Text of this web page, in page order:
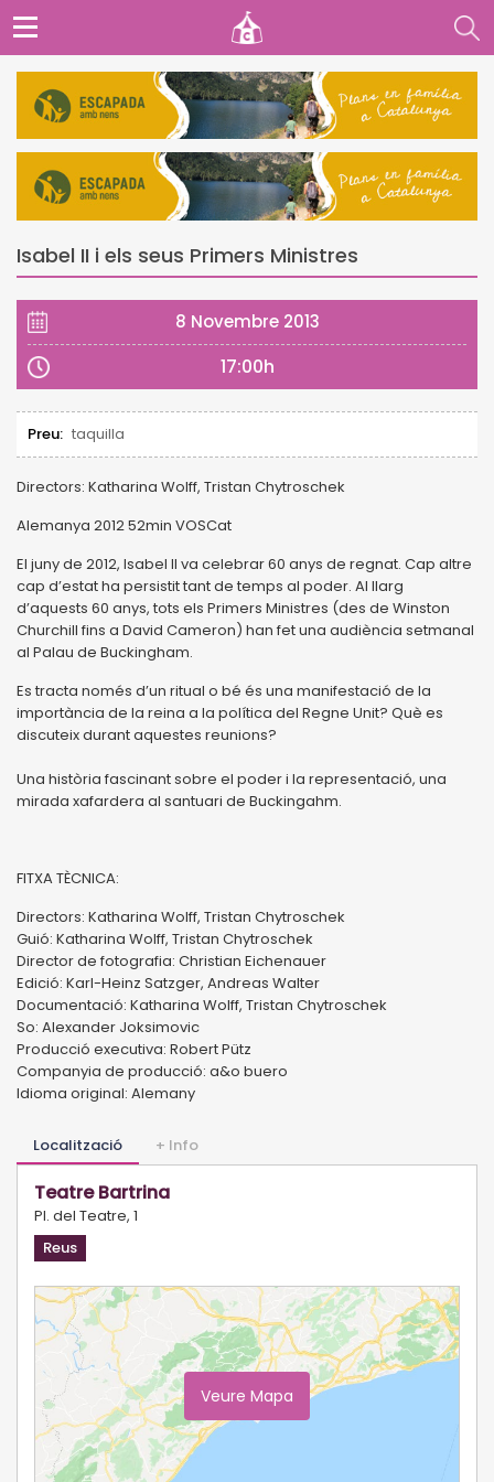
Isabel II i els seus Primers Ministres
8 Novembre 2013
17:00h
Preu: taquilla
Directors: Katharina Wolff, Tristan Chytroschek
Alemanya 2012 52min VOSCat
El juny de 2012, Isabel II va celebrar 60 anys de regnat. Cap altre
cap d’estat ha persistit tant de temps al poder. Al llarg
d’aquests 60 anys, tots els Primers Ministres (des de Winston
Churchill fins a David Cameron) han fet una audiència setmanal
al Palau de Buckingham.
Es tracta només d’un ritual o bé és una manifestació de la
importància de la reina a la política del Regne Unit? Què es
discuteix durant aquestes reunions?
Una història fascinant sobre el poder i la representació, una
mirada xafardera al santuari de Buckingahm.
FITXA TÈCNICA:
Directors: Katharina Wolff, Tristan Chytroschek
Guió: Katharina Wolff, Tristan Chytroschek
Director de fotografia: Christian Eichenauer
Edició: Karl-Heinz Satzger, Andreas Walter
Documentació: Katharina Wolff, Tristan Chytroschek
So: Alexander Joksimovic
Producció executiva: Robert Pütz
Companyia de producció: a&o buero
Idioma original: Alemany
Localització + Info
Teatre Bartrina
Pl. del Teatre, 1
Reus
Veure Mapa